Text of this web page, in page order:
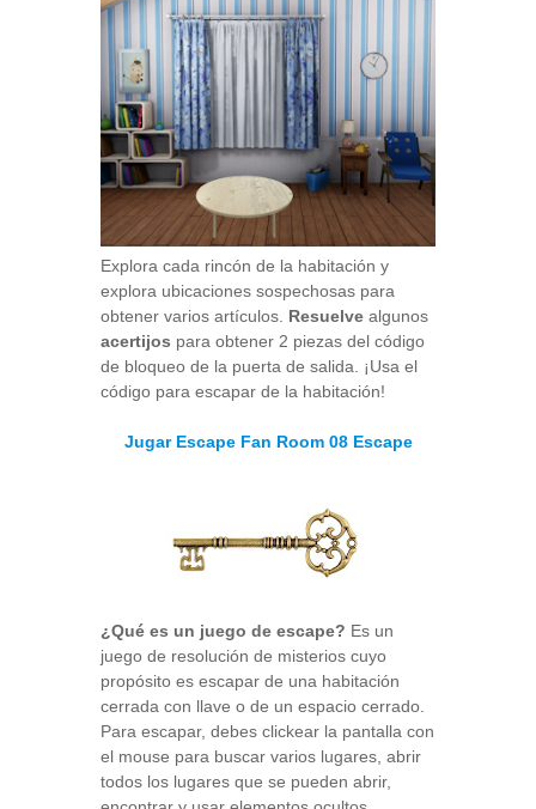
Explora cada rincón de la habitación y
explora ubicaciones sospechosas para
obtener varios artículos. Resuelve algunos
acertijos para obtener 2 piezas del código
de bloqueo de la puerta de salida. ¡Usa el
código para escapar de la habitación!
Jugar Escape Fan Room 08 Escape
¿Qué es un juego de escape? Es un
juego de resolución de misterios cuyo
propósito es escapar de una habitación
cerrada con llave o de un espacio cerrado.
Para escapar, debes clickear la pantalla con
el mouse para buscar varios lugares, abrir
todos los lugares que se pueden abrir,